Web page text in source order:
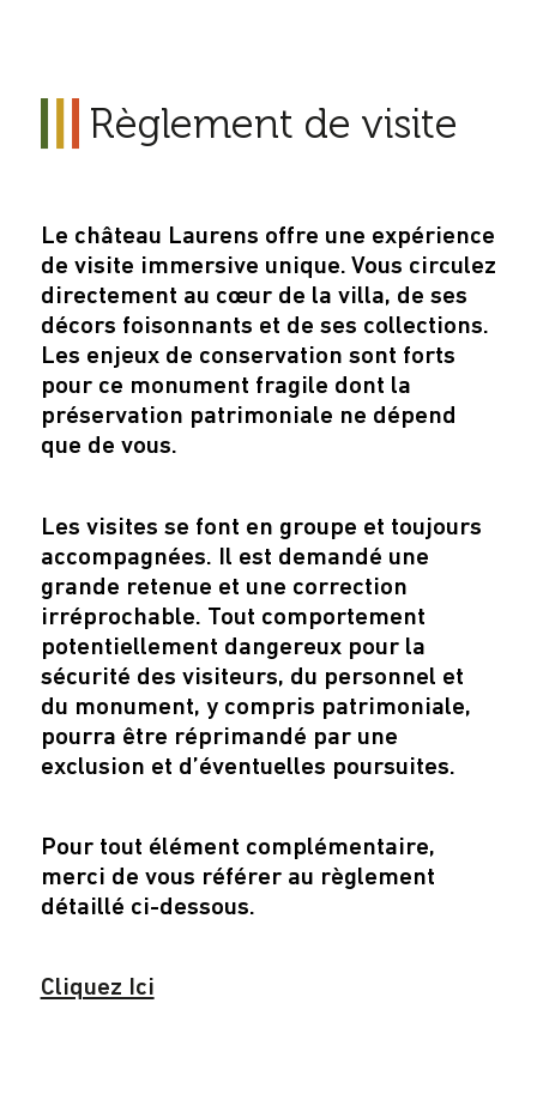
Règlement de visite
Le château Laurens offre une expérience
de visite immersive unique. Vous circulez
directement au cœur de la villa, de ses
décors foisonnants et de ses collections.
Les enjeux de conservation sont forts
pour ce monument fragile dont la
préservation patrimoniale ne dépend
que de vous.
Les visites se font en groupe et toujours
accompagnées. Il est demandé une
grande retenue et une correction
irréprochable. Tout comportement
potentiellement dangereux pour la
sécurité des visiteurs, du personnel et
du monument, y compris patrimoniale,
pourra être réprimandé par une
exclusion et d’éventuelles poursuites.
Pour tout élément complémentaire,
merci de vous référer au règlement
détaillé ci-dessous.
Cliquez Ici